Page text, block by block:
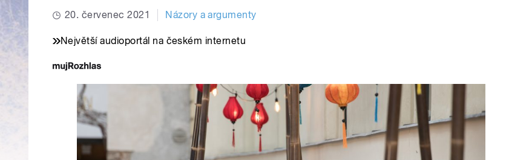
20. červenec 2021 Názory a argumenty
Největší audioportál na českém internetu